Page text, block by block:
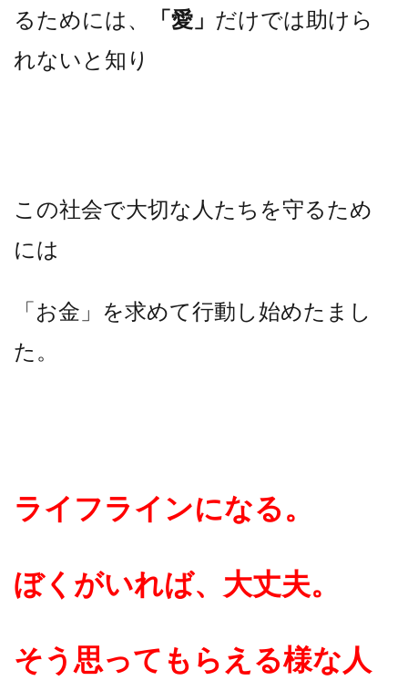
るためには、
「愛」 だけでは助けら
れないと知り
この社会で大切な人たちを守るため
には
「お金」を求めて行動し始めたまし
た。
ライフラインになる。
ぼくがいれば、大丈夫。
そう思ってもらえる様な人